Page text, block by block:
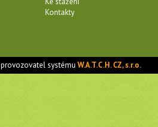
Kontakty
provozovatel systémuW.A.T.C.H. CZ, s.r.o.